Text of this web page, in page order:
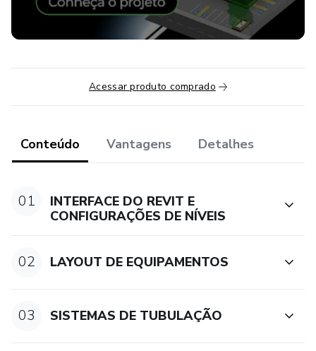
Acessar produto comprado
Conteúdo Vantagens Detalhes
01
INTERFACE DO REVIT E
CONFIGURAÇÕES DE NÍVEIS
02 LAYOUT DE EQUIPAMENTOS
03 SISTEMAS DE TUBULAÇÃO